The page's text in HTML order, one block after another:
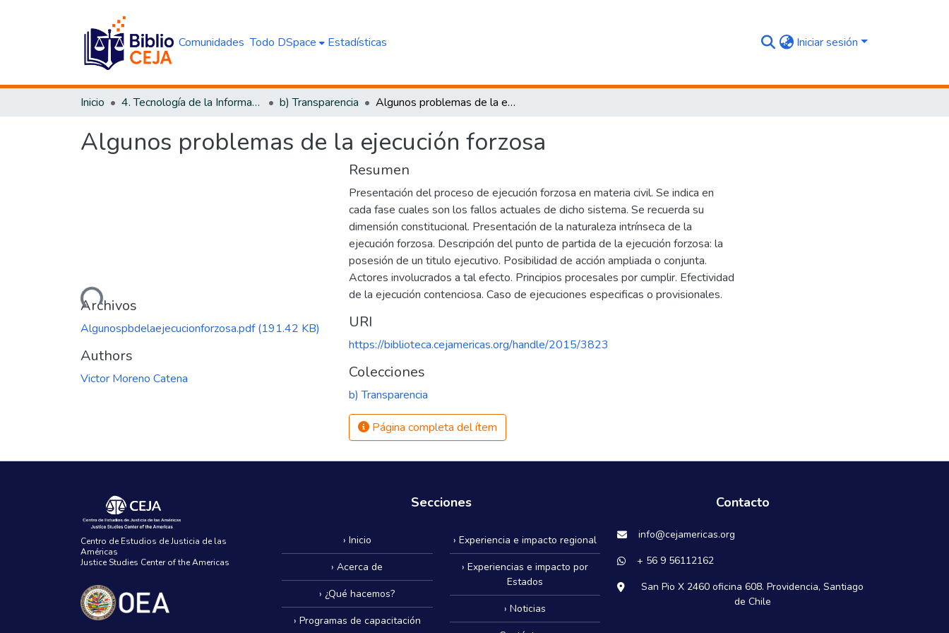
Comunidades Todo DSpace Estadísticas Iniciar sesión
Inicio 4. Tecnología de la Información y Transparencia b) Transparencia Algunos problemas de la ejecución forzosa
Algunos problemas de la ejecución forzosa
Cargando...Archivos
Algunospbdelaejecucionforzosa.pdf(191.42 KB)
Authors
Victor Moreno Catena
Resumen
Presentación del proceso de ejecución forzosa en materia civil. Se indica en
cada fase cuales son los fallos actuales de dicho sistema. Se recuerda su
dimensión constitucional. Presentación de la naturaleza intrínseca de la
ejecución forzosa. Descripción del punto de partida de la ejecución forzosa: la
posesión de un titulo ejecutivo. Posibilidad de acción ampliada o conjunta.
Actores involucrados a tal efecto. Principios procesales por cumplir. Efectividad
de la ejecución contenciosa. Caso de ejecuciones especificas o provisionales.
URI
https://biblioteca.cejamericas.org/handle/2015/3823
Colecciones
b) Transparencia
Página completa del ítem
Centro de Estudios de Justicia de las
Américas
Justice Studies Center of the Americas
Secciones
› Inicio
› Acerca de
› ¿Qué hacemos?
› Programas de capacitación
› Experiencia e impacto regional
› Experiencias e impacto por
Estados
› Noticias
Contacto
info@cejamericas.org
+ 56 9 56112162
San Pio X 2460 oficina 608. Providencia, Santiago
de Chile